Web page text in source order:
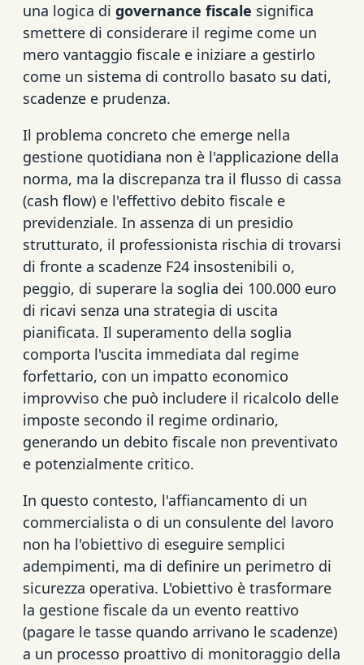
una logica di governance fiscale significa
smettere di considerare il regime come un
mero vantaggio fiscale e iniziare a gestirlo
come un sistema di controllo basato su dati,
scadenze e prudenza.
Il problema concreto che emerge nella
gestione quotidiana non è l'applicazione della
norma, ma la discrepanza tra il flusso di cassa
(cash flow) e l'effettivo debito fiscale e
previdenziale. In assenza di un presidio
strutturato, il professionista rischia di trovarsi
di fronte a scadenze F24 insostenibili o,
peggio, di superare la soglia dei 100.000 euro
di ricavi senza una strategia di uscita
pianificata. Il superamento della soglia
comporta l'uscita immediata dal regime
forfettario, con un impatto economico
improvviso che può includere il ricalcolo delle
imposte secondo il regime ordinario,
generando un debito fiscale non preventivato
e potenzialmente critico.
In questo contesto, l'affiancamento di un
commercialista o di un consulente del lavoro
non ha l'obiettivo di eseguire semplici
adempimenti, ma di definire un perimetro di
sicurezza operativa. L'obiettivo è trasformare
la gestione fiscale da un evento reattivo
(pagare le tasse quando arrivano le scadenze)
a un processo proattivo di monitoraggio della